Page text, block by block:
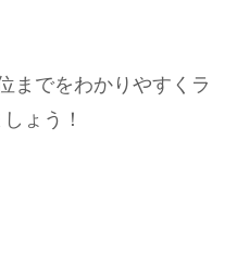
までをわかりやすくラ
ょう！